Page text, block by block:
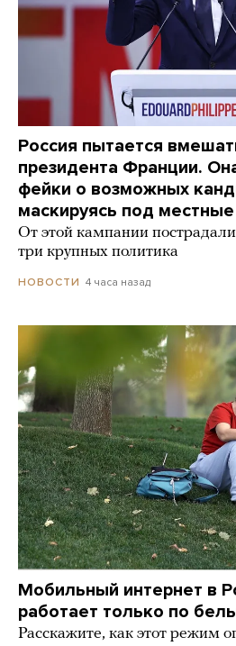
Россия пытается
президента Франции.
фейки о возможных
маскируясь под
От этой кампании
три крупных политика
НОВОСТИ 4 часа назад
Мобильный интернет в
работает только по
Расскажите, как этот режим